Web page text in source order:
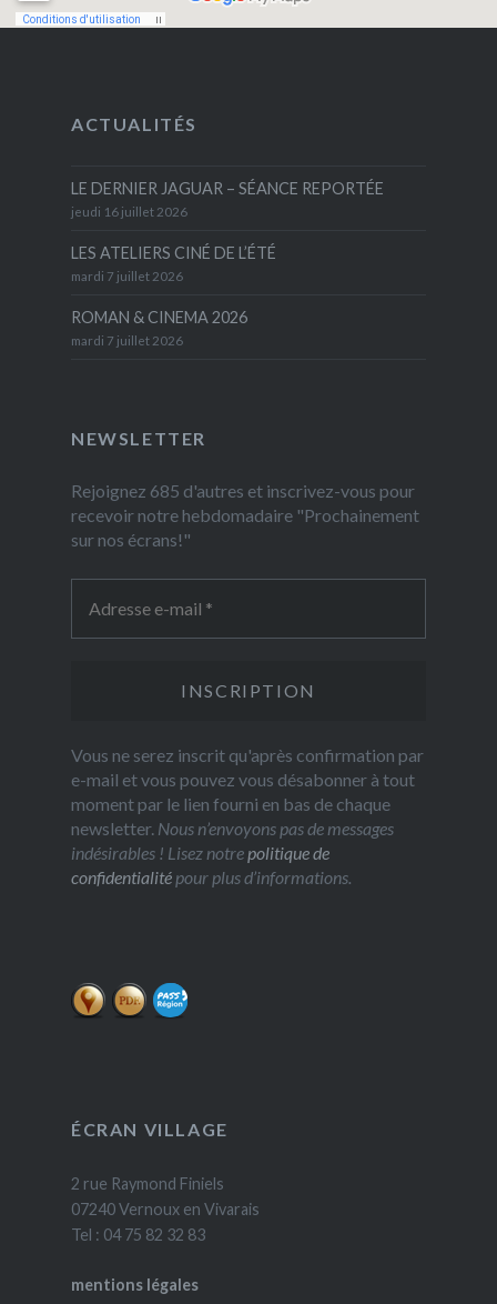
ACTUALITÉS
LE DERNIER JAGUAR – SÉANCE REPORTÉE
jeudi 16 juillet 2026
LES ATELIERS CINÉ DE L’ÉTÉ
mardi 7 juillet 2026
ROMAN & CINEMA 2026
mardi 7 juillet 2026
NEWSLETTER
Rejoignez 685 d'autres et inscrivez-vous pour
recevoir notre hebdomadaire "Prochainement
sur nos écrans!"
Vous ne serez inscrit qu'après confirmation par
e-mail et vous pouvez vous désabonner à tout
moment par le lien fourni en bas de chaque
newsletter. Nous n’envoyons pas de messages
indésirables ! Lisez notrepolitique de
confidentialitépour plus d’informations.
ÉCRAN VILLAGE
2 rue Raymond Finiels
07240 Vernoux en Vivarais
Tel : 04 75 82 32 83
mentions légales